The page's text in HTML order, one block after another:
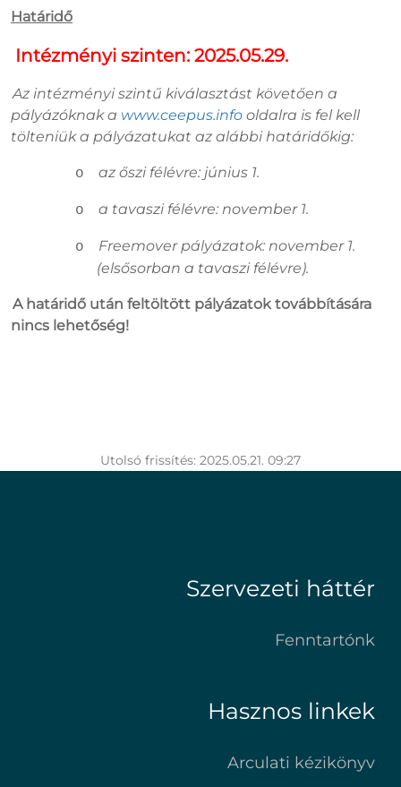
Határidő
Intézményi szinten: 2025.05.29.
Az intézményi szintű kiválasztást követően a
pályázóknak a www.ceepus.info oldalra is fel kell
tölteniük a pályázatukat az alábbi határidőkig:
o az őszi félévre: június 1.
o a tavaszi félévre: november 1.
o
Freemover pályázatok: november 1.
(elsősorban a tavaszi félévre).
A határidő után feltöltött pályázatok továbbítására
nincs lehetőség!
Utolsó frissítés: 2025.05.21. 09:27
Szervezeti háttér
Fenntartónk
Hasznos linkek
Arculati kézikönyv